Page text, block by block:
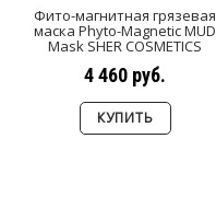
Фито-магнитная грязевая
маска Phyto-Magnetic MUD
Mask SHER COSMETICS
4 460 руб.
КУПИТЬ